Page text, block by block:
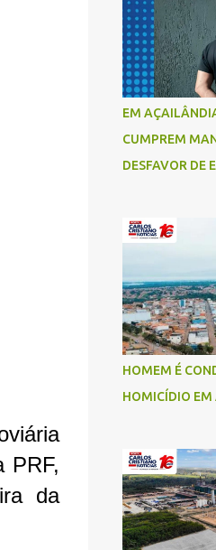
PRF,
da
EM
CUMPREM
DESFAVOR DE
HOMEM É
HOMICÍDIO EM